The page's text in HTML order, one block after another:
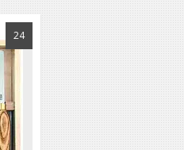
24